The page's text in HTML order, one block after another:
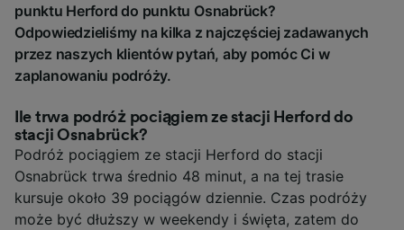
punktu Herford do punktu Osnabrück?
Odpowiedzieliśmy na kilka z najczęściej zadawanych
przez naszych klientów pytań, aby pomóc Ci w
zaplanowaniu podróży.
Ile trwa podróż pociągiem ze stacji Herford do
stacji Osnabrück?
Podróż pociągiem ze stacji Herford do stacji
Osnabrück trwa średnio 48 minut, a na tej trasie
kursuje około 39 pociągów dziennie. Czas podróży
może być dłuższy w weekendy i święta, zatem do